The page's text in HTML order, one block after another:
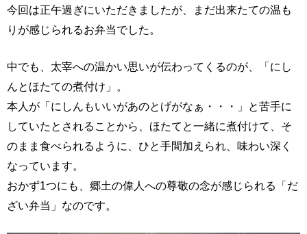
今回は正午過ぎにいただきましたが、まだ出来たての温も
りが感じられるお弁当でした。
中でも、太宰への温かい思いが伝わってくるのが、「にし
んとほたての煮付け」。
本人が「にしんもいいがあのとげがなぁ・・・」と苦手に
していたとされることから、ほたてと一緒に煮付けて、そ
のまま食べられるように、ひと手間加えられ、味わい深く
なっています。
おかず1つにも、郷土の偉人への尊敬の念が感じられる「だ
ざい弁当」なのです。